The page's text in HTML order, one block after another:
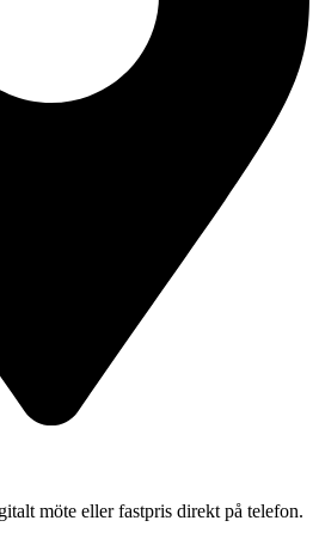
möte eller fastpris direkt på telefon.